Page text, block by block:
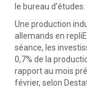
le bureau d'études.
Une production
allemands en
séance, les
0,7% de la
rapport au mois
février, selon